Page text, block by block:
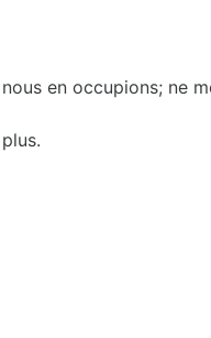
en occupions; ne